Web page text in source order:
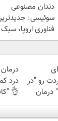
دندان مصنوعی
سوئیسی:
فناوری اروپا،
مقاوم | پرداخت
قسطی
رو "در
درمان
+
درد
👌
کنی"